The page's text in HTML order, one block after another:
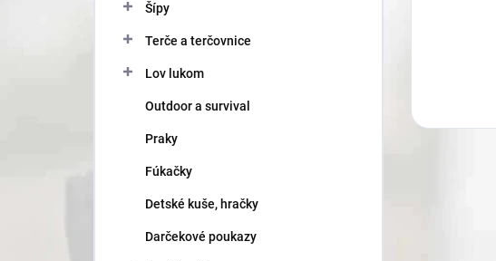
Šípy
Terče a terčovnice
Lov lukom
Outdoor a survival
Praky
Fúkačky
Detské kuše, hračky
Darčekové poukazy